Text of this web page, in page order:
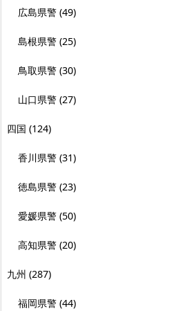
広島県警 (49)
島根県警 (25)
鳥取県警 (30)
山口県警 (27)
四国 (124)
香川県警 (31)
徳島県警 (23)
愛媛県警 (50)
高知県警 (20)
九州 (287)
福岡県警 (44)